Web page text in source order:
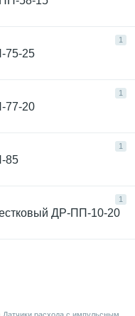
1
75-25
1
77-20
1
85
1
ДР-ПП-10-20